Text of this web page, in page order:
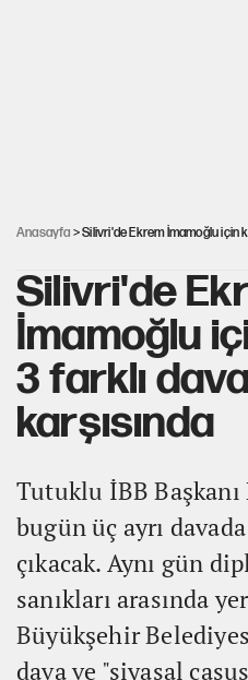
Anasayfa > Silivri'de Ekrem İmamoğlu için
Silivri'de
İmamoğlu
3 farklı
karşısında
Tutuklu İBB
bugün üç ayrı
çıkacak. Aynı gün
sanıkları arasında
Büyükşehir
dava ve "siyasal